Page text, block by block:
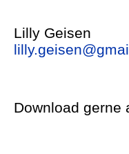
Lilly Geisen
lilly.geisen@
Download gerne